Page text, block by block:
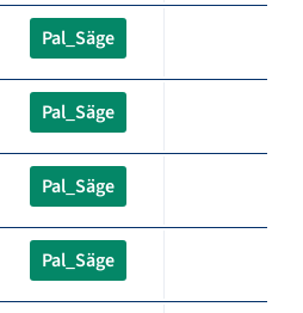
Pal_Säge
Pal_Säge
Pal_Säge
Pal_Säge